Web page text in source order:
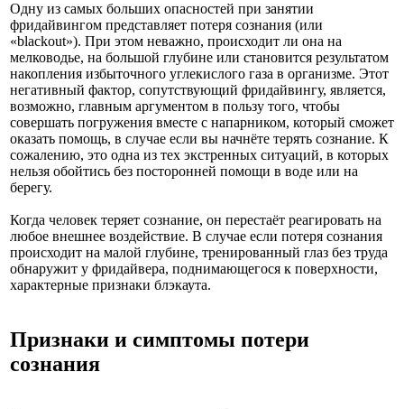
Одну из самых больших опасностей при занятии
фридайвингом представляет потеря сознания (или
«blackout»). При этом неважно, происходит ли она на
мелководье, на большой глубине или становится результатом
накопления избыточного углекислого газа в организме. Этот
негативный фактор, сопутствующий фридайвингу, является,
возможно, главным аргументом в пользу того, чтобы
совершать погружения вместе с напарником, который сможет
оказать помощь, в случае если вы начнёте терять сознание. К
сожалению, это одна из тех экстренных ситуаций, в которых
нельзя обойтись без посторонней помощи в воде или на
берегу.
Когда человек теряет сознание, он перестаёт реагировать на
любое внешнее воздействие. В случае если потеря сознания
происходит на малой глубине, тренированный глаз без труда
обнаружит у фридайвера, поднимающегося к поверхности,
характерные признаки блэкаута.
Признаки и симптомы потери
сознания